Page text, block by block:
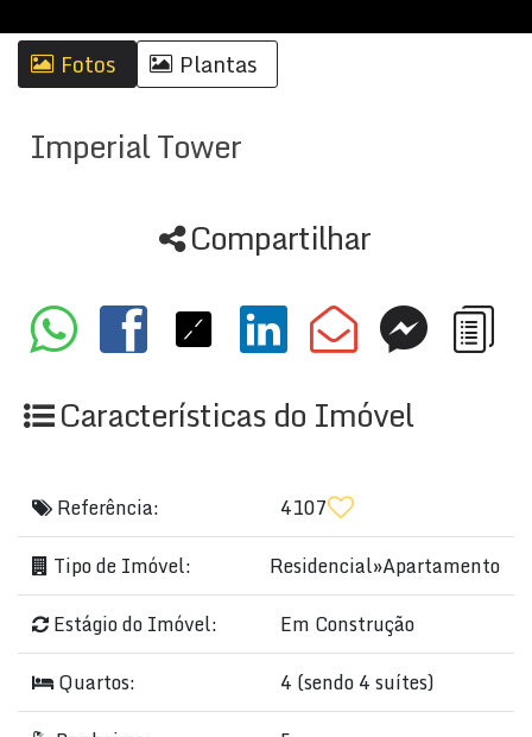
Fotos Plantas
Imperial Tower
Compartilhar
Características do Imóvel
Referência:
4107
Tipo de Imóvel:
Residencial»Apartamento
Estágio do Imóvel:
Em Construção
Quartos:
4 (sendo 4 suítes)